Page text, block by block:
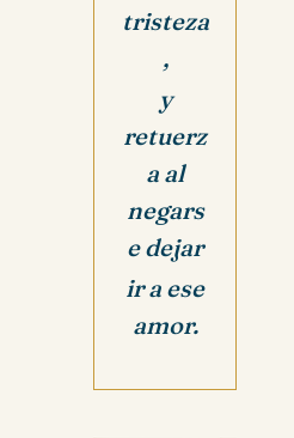
tristeza
,
y
retuerz
a al
negars
e dejar
ir a ese
amor.